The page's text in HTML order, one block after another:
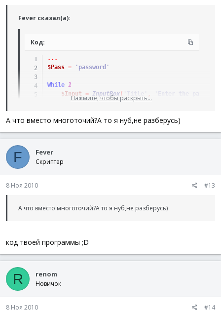
Fever сказал(а):
Код:
. . .
$Pass = 'password'
While 1
$Input
= InputBox( 'Title' ,
'Enter the
$Pass <> $Input Then
Else
EndIf
MsgBox
...
Нажмите, чтобы раскрыть...
А что вместо многоточий?А то я нуб,не разберусь)
F Fever
Скриптер
8 Ноя 2010 #13
А что вместо многоточий?А то я нуб,не разберусь)
код твоей программы ;D
R renom
Новичок
8 Ноя 2010 #14